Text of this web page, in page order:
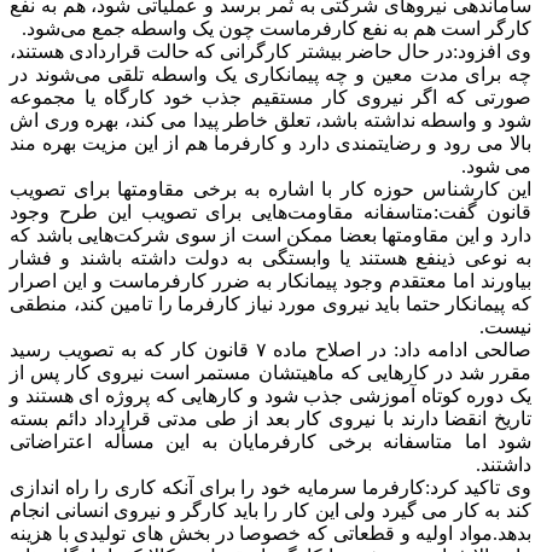
نیروهای شرکتی این است که نیروی شرکتی در یک مجموعه در کنار
یک نیروی رسمی کار می کند که استخدام است با این تفاوت که
حقوق او را کارفرما می پردازد و حقوق نیروی شرکتی را پیمانکار
می دهد و از همان حقوق مبلغی را بر می دارد، به همین دلیل جامعه
کارگری از دولت شهید رئیسی ساماندهی وضعیت نیروهای شرکتی
و قراردادی را خواستار شد و ایشان قول مساعد داد که کار را
پیگیری می‌کند اما متاسفانه می بینیم که مقاومتها برای تصویب این
قانون همچنان ادامه دارد و اجازه عملیاتی شدن نمی دهد.
صالحی در پایان گفت: کارگری که در جایی مشغول به کار است
ابتدا برای استخدام او باید مراحل جذب، مصاحبه‌های مقدماتی و
گزینش از نظر فنی و چارچوب‌های مورد نظر طی شود و وقتی نیرو
وارد کارخانه یا کارگاه شد بعد از گذراندن یک دوره آموزشی
استخدام شود؛ بعد از استخدام هم کمیته انظباطی وجود دارد و در
صورتی که مرتکب قصوری شد در کمیته بررسی می شود.
انتهای پیام
منبع:ایسنا
برچسب ها
استخدام امنيت شغلي بنگاه اقتصادی سرمايه‌گذاري قرارداد کار
کارفرمایان کارگران نيروي قراردادي نیروی شرکتی
آخرین اخبار